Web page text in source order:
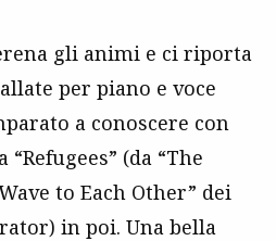
gli animi e ci riporta
per piano e voce
a conoscere con
(da “The
to Each Other” dei
in poi. Una bella